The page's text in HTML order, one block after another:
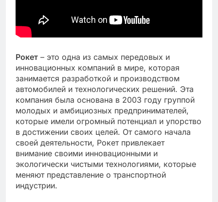
Рокет – это одна из самых передовых и
инновационных компаний в мире, которая
занимается разработкой и производством
автомобилей и технологических решений. Эта
компания была основана в 2003 году группой
молодых и амбициозных предпринимателей,
которые имели огромный потенциал и упорство
в достижении своих целей. От самого начала
своей деятельности, Рокет привлекает
внимание своими инновационными и
экологически чистыми технологиями, которые
меняют представление о транспортной
индустрии.